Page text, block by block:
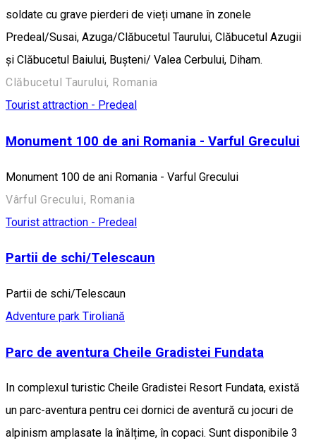
soldate cu grave pierderi de vieți umane în zonele
Predeal/Susai, Azuga/Clăbucetul Taurului, Clăbucetul Azugii
și Clăbucetul Baiului, Bușteni/ Valea Cerbului, Diham.
Clăbucetul Taurului, Romania
Tourist attraction - Predeal
Monument 100 de ani Romania - Varful Grecului
Monument 100 de ani Romania - Varful Grecului
Vârful Grecului, Romania
Tourist attraction - Predeal
Partii de schi/Telescaun
Partii de schi/Telescaun
Adventure park Tiroliană
Parc de aventura Cheile Gradistei Fundata
In complexul turistic Cheile Gradistei Resort Fundata, există
un parc-aventura pentru cei dornici de aventură cu jocuri de
alpinism amplasate la înălțime, în copaci. Sunt disponibile 3